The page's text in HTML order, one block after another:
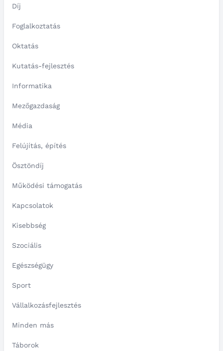
Díj
Foglalkoztatás
Oktatás
Kutatás-fejlesztés
Informatika
Mezőgazdaság
Média
Felújítás, építés
Ösztöndíj
Működési támogatás
Kapcsolatok
Kisebbség
Szociális
Egészségügy
Sport
Vállalkozásfejlesztés
Minden más
Táborok